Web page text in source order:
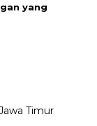
yang
Timur